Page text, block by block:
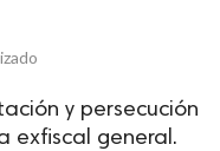
y persecución
exfiscal general.